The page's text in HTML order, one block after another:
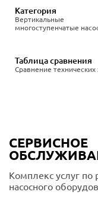
Вертикальные
многоступенчатые
Категория
Сравнение технических
Таблица сравнения
СЕРВИСНОЕ
Комплекс услуг по
насосного